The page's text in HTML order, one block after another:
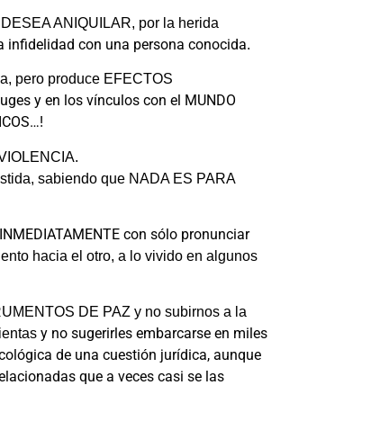
ANIQUILAR, por la herida
infidelidad con una persona conocida.
pero produce EFECTOS
y en los vínculos con el MUNDO
sabiendo que NADA ES PARA
con sólo pronunciar
hacia el otro, a lo vivido en algunos
DE PAZ y no subirnos a la
y no sugerirles embarcarse en miles
de una cuestión jurídica, aunque
que a veces casi se las